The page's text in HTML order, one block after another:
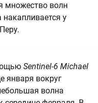
множество волн
накапливается у
Sentinel-6 Michael
января вокруг
волна